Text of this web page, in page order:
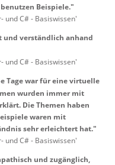
Beispiele."
und C# - Basiswissen'
und verständlich anhand
und C# - Basiswissen'
Tage war für eine virtuelle
wurden immer mit
Die Themen haben
waren mit
sehr erleichtert hat."
und C# - Basiswissen'
und zugänglich,